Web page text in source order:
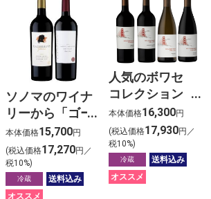
ソノマのワイナ
リーから「ゴー
ルドシュミッ
ト・ヴィンヤー
ズ」のカベルネ
ワイン2本セッ
ト 2025年版
本体価格15,700円
(税込価格17,270円／
税10%)
冷蔵
送料込み
オススメ
人気のボワセ
コレクション
「ゴールデン・
ゲート・セラー
ズ」の品種飲み
比べ４本セット
2026年版
本体価格16,300円
(税込価格17,930円／
税10%)
冷蔵
送料込み
オススメ